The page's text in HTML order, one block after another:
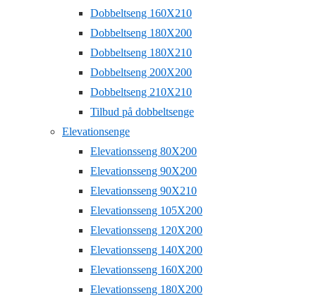
Dobbeltseng 160X210
Dobbeltseng 180X200
Dobbeltseng 180X210
Dobbeltseng 200X200
Dobbeltseng 210X210
Tilbud på dobbeltsenge
Elevationsenge
Elevationsseng 80X200
Elevationsseng 90X200
Elevationsseng 90X210
Elevationsseng 105X200
Elevationsseng 120X200
Elevationsseng 140X200
Elevationsseng 160X200
Elevationsseng 180X200